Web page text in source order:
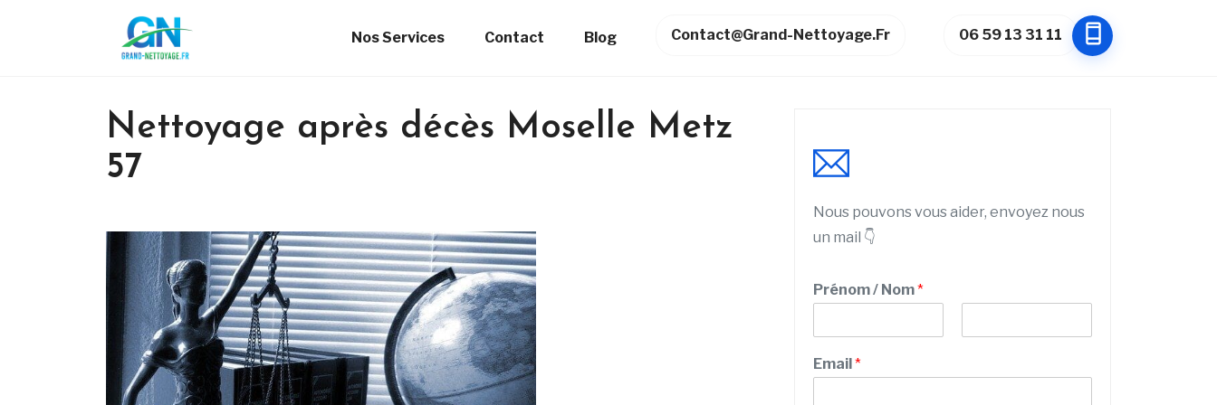
Nos Services Contact Blog Contact@grand-Nettoyage.fr 06 59 13 31 11
Nettoyage après décès Moselle Metz
57
Nous pouvons vous aider, envoyez nous
un mail 👇
Prénom / Nom*
r
é
Email*